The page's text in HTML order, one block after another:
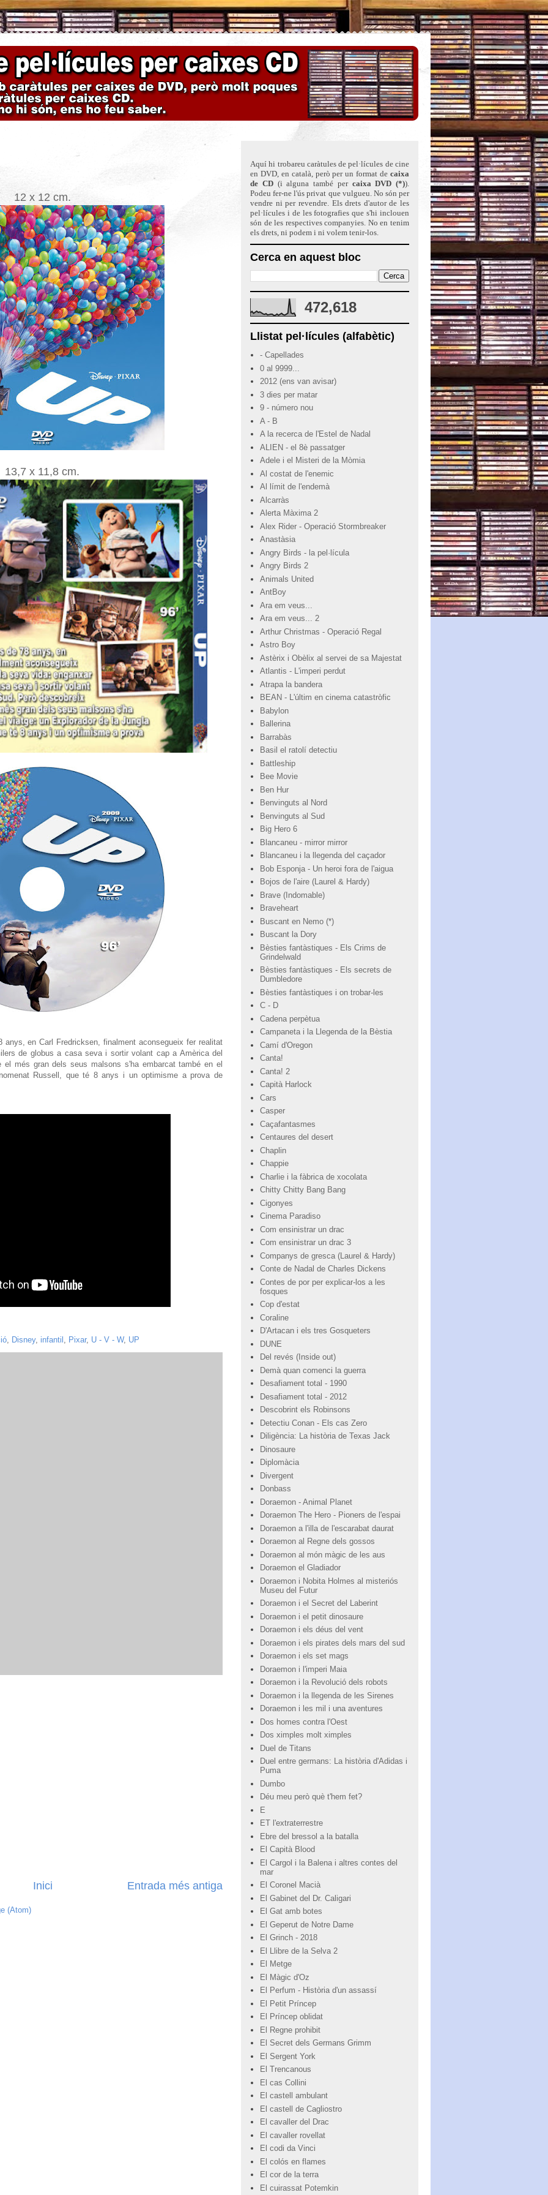
12 x 12 cm.
13,7 x 11,8 cm.
anys, en Carl Fredricksen, finalment aconsegueix fer realitat
de globus a casa seva i sortir volant cap a Amèrica del
més gran dels seus malsons s'ha embarcat també en el
Russell, que té 8 anys i un optimisme a prova de
, Disney, infantil , Pixar, U - V - W, UP
Entrada més antiga
Inici
(Atom)
Aquí hi trobareu caràtules de pel·lícules de cine
en DVD, en català, però per un format de caixa
de CD(i alguna també per caixa DVD (*)).
Podeu fer-ne l'ús privat que vulgueu. No són per
vendre ni per revendre. Els drets d'autor de les
pel·lícules i de les fotografies que s'hi inclouen
són de les respectives companyies. No en tenim
els drets, ni podem i ni volem tenir-los.
Cerca en aquest bloc
472,618
Llistat pel·lícules (alfabètic)
- Capellades
0 al 9999...
2012 (ens van avisar)
3 dies per matar
9 - número nou
A - B
A la recerca de l'Estel de Nadal
ALIEN - el 8è passatger
Adele i el Misteri de la Mòmia
Al costat de l'enemic
Al límit de l'endemà
Alcarràs
Alerta Màxima 2
Alex Rider - Operació Stormbreaker
Anastàsia
Angry Birds - la pel·lícula
Angry Birds 2
Animals United
AntBoy
Ara em veus...
Ara em veus... 2
Arthur Christmas - Operació Regal
Astro Boy
Astèrix i Obèlix al servei de sa Majestat
Atlantis - L'imperi perdut
Atrapa la bandera
BEAN - L'últim en cinema catastròfic
Babylon
Ballerina
Barrabàs
Basil el ratolí detectiu
Battleship
Bee Movie
Ben Hur
Benvinguts al Nord
Benvinguts al Sud
Big Hero 6
Blancaneu - mirror mirror
Blancaneu i la llegenda del caçador
Bob Esponja - Un heroi fora de l'aigua
Bojos de l'aire (Laurel & Hardy)
Brave (Indomable)
Braveheart
Buscant en Nemo (*)
Buscant la Dory
Bèsties fantàstiques - Els Crims de
Grindelwald
Bèsties fantàstiques - Els secrets de
Dumbledore
Bèsties fantàstiques i on trobar-les
C - D
Cadena perpètua
Campaneta i la Llegenda de la Bèstia
Camí d'Oregon
Canta!
Canta! 2
Capità Harlock
Cars
Casper
Caçafantasmes
Centaures del desert
Chaplin
Chappie
Charlie i la fàbrica de xocolata
Chitty Chitty Bang Bang
Cigonyes
Cinema Paradiso
Com ensinistrar un drac
Com ensinistrar un drac 3
Companys de gresca (Laurel & Hardy)
Conte de Nadal de Charles Dickens
Contes de por per explicar-los a les
fosques
Cop d'estat
Coraline
D'Artacan i els tres Gosqueters
DUNE
Del revés (Inside out)
Demà quan comenci la guerra
Desafiament total - 1990
Desafiament total - 2012
Descobrint els Robinsons
Detectiu Conan - Els cas Zero
Diligència: La història de Texas Jack
Dinosaure
Diplomàcia
Divergent
Donbass
Doraemon - Animal Planet
Doraemon The Hero - Pioners de l'espai
Doraemon a l'illa de l'escarabat daurat
Doraemon al Regne dels gossos
Doraemon al món màgic de les aus
Doraemon el Gladiador
Doraemon i Nobita Holmes al misteriós
Museu del Futur
Doraemon i el Secret del Laberint
Doraemon i el petit dinosaure
Doraemon i els déus del vent
Doraemon i els pirates dels mars del sud
Doraemon i els set mags
Doraemon i l'imperi Maia
Doraemon i la Revolució dels robots
Doraemon i la llegenda de les Sirenes
Doraemon i les mil i una aventures
Dos homes contra l'Oest
Dos ximples molt ximples
Duel de Titans
Duel entre germans: La història d'Adidas i
Puma
Dumbo
Déu meu però què t'hem fet?
E
ET l'extraterrestre
Ebre del bressol a la batalla
El Capità Blood
El Cargol i la Balena i altres contes del
mar
El Coronel Macià
El Gabinet del Dr. Caligari
El Gat amb botes
El Geperut de Notre Dame
El Grinch - 2018
El Llibre de la Selva 2
El Metge
El Màgic d'Oz
El Perfum - Història d'un assassí
El Petit Príncep
El Príncep oblidat
El Regne prohibit
El Secret dels Germans Grimm
El Sergent York
El Trencanous
El cas Collini
El castell ambulant
El castell de Cagliostro
El cavaller del Drac
El cavaller rovellat
El codi da Vinci
El colós en flames
El cor de la terra
El cuirassat Potemkin